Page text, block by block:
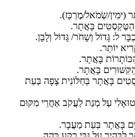
שְׂמֹאל/מֶרְכָּז).
הַטֶּקְסְטִים בָּאֲתָר.
ל: גָּדוֹל וְשָׁחֹר/ גָּדוֹל וְלָבָן.
יוֹתֵר.
בָּאֲתָר.
בָּאֲתָר.
בָּאֲתָר בְּחַלּוֹנִית צָפָה בְּעֵת
עַל מְנַת לַעֲקֹב אַחֲרֵי מִקּוּם
בָּאֲתָר בְּעֵת מַעֲבָר.